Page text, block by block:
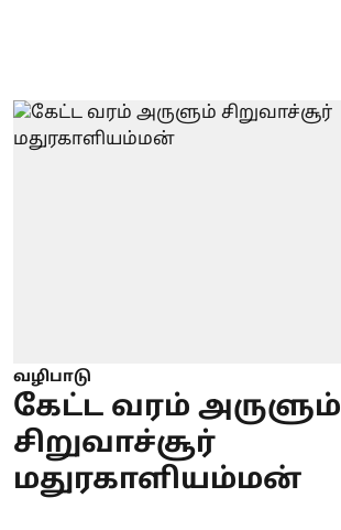
வழிபாடு
கேட்ட வரம் அருளும்
சிறுவாச்சூர்
மதுரகாளியம்மன்